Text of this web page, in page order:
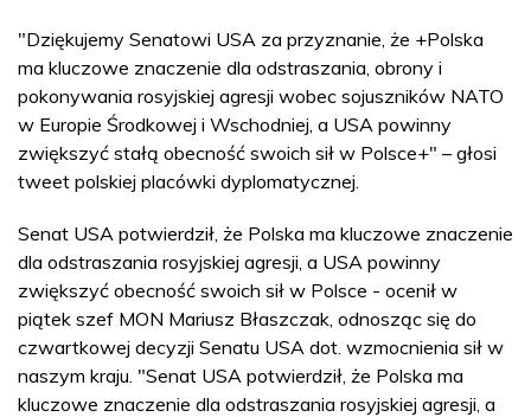
"Dziękujemy Senatowi USA za przyznanie, że +Polska
ma kluczowe znaczenie dla odstraszania, obrony i
pokonywania rosyjskiej agresji wobec sojuszników NATO
w Europie Środkowej i Wschodniej, a USA powinny
zwiększyć stałą obecność swoich sił w Polsce+" – głosi
tweet polskiej placówki dyplomatycznej.
Senat USA potwierdził, że Polska ma kluczowe znaczenie
dla odstraszania rosyjskiej agresji, a USA powinny
zwiększyć obecność swoich sił w Polsce - ocenił w
piątek szef MON Mariusz Błaszczak, odnosząc się do
czwartkowej decyzji Senatu USA dot. wzmocnienia sił w
naszym kraju. "Senat USA potwierdził, że Polska ma
kluczowe znaczenie dla odstraszania rosyjskiej agresji, a